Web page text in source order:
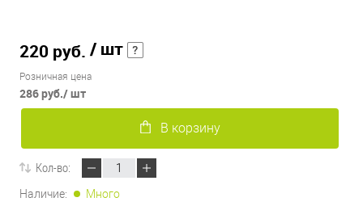
220 руб. / шт
Розничная цена
286 руб./ шт
В корзину
Кол-во:
Наличие: Много